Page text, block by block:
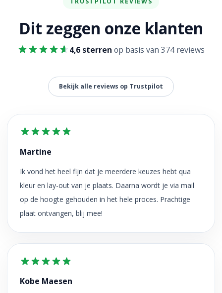
Dit zeggen onze klanten
4,6 sterren op basis van 374 reviews
Bekijk alle reviews op Trustpilot
Martine
Ik vond het heel fijn dat je meerdere keuzes hebt qua
kleur en lay-out van je plaats. Daarna wordt je via mail
op de hoogte gehouden in het hele proces. Prachtige
plaat ontvangen, blij mee!
Kobe Maesen